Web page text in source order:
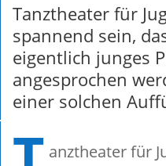
Tanztheater für
spannend sein,
eigentlich junges
angesprochen
einer solchen
anztheater für